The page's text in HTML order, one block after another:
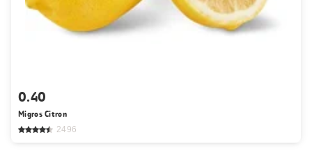
0.40
Migros Citron
2496